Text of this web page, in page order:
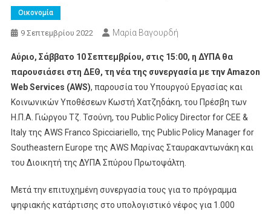
Οικονομία
9 Σεπτεμβρίου 2022 Μαρία Βαγουρδή
Αύριο, Σάββατο 10 Σεπτεμβρίου, στις 15:00, η ΔΥΠΑ θα
παρουσιάσει στη ΔΕΘ, τη νέα της συνεργασία με την Amazon
Web Services (AWS), παρουσία του Υπουργού Εργασίας και
Κοινωνικών Υποθέσεων Κωστή Χατζηδάκη, του Πρέσβη των
Η.Π.Α. Γιώργου Τζ. Τσούνη, του Public Policy Director for CEE &
Italy της AWS Franco Spicciariello, της Public Policy Manager for
Southeastern Europe της AWS Μαρίνας Σταυρακαντωνάκη και
του Διοικητή της ΔΥΠΑ Σπύρου Πρωτοψάλτη.
Μετά την επιτυχημένη συνεργασία τους για το πρόγραμμα
ψηφιακής κατάρτισης στο υπολογιστικό νέφος για 1.000